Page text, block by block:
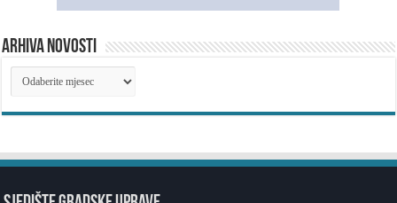
ARHIVA NOVOSTI
ARHIVA
NOVOSTI